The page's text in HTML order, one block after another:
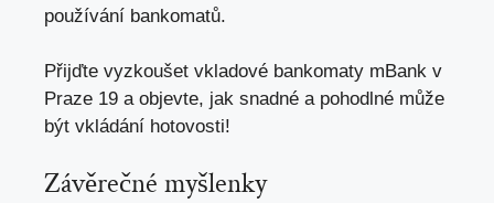
používání​ bankomatů.
Přijďte vyzkoušet vkladové ‍bankomaty mBank v
Praze 19 a objevte, jak snadné a pohodlné může‌
být vkládání hotovosti!
Závěrečné myšlenky